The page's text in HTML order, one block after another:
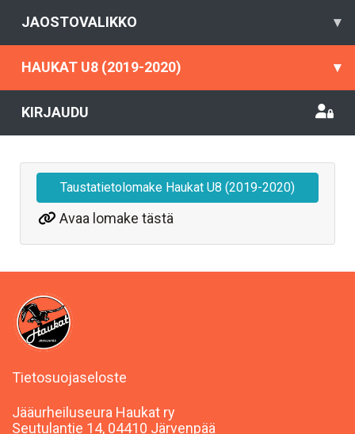
JAOSTOVALIKKO ▾
HAUKAT U8 (2019-2020) ▾
KIRJAUDU
Taustatietolomake Haukat U8 (2019-2020)
Avaa lomake tästä
Tietosuojaseloste
Jääurheiluseura Haukat ry
Seutulantie 14, 04410 Järvenpää